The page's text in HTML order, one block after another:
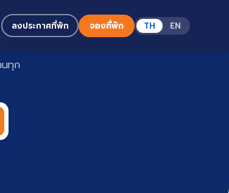
ลงประกาศที่พัก จองที่พัก TH EN
ทุก